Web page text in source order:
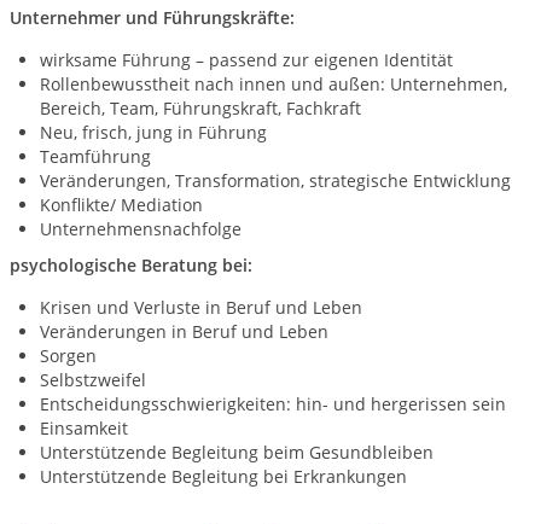
Unternehmer und Führungskräfte:
wirksame Führung – passend zur eigenen Identität
Rollenbewusstheit nach innen und außen: Unternehmen,
Bereich, Team, Führungskraft, Fachkraft
Neu, frisch, jung in Führung
Teamführung
Veränderungen, Transformation, strategische Entwicklung
Konflikte/ Mediation
Unternehmensnachfolge
psychologische Beratung bei:
Krisen und Verluste in Beruf und Leben
Veränderungen in Beruf und Leben
Sorgen
Selbstzweifel
Entscheidungsschwierigkeiten: hin- und hergerissen sein
Einsamkeit
Unterstützende Begleitung beim Gesundbleiben
Unterstützende Begleitung bei Erkrankungen